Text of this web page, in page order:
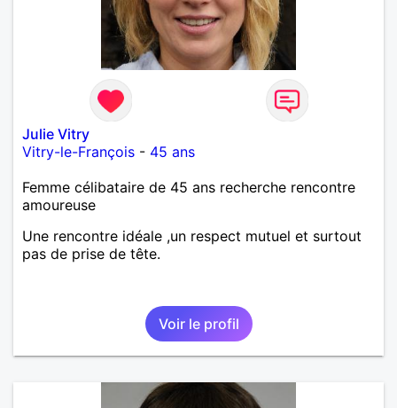
Julie Vitry
Vitry-le-François - 45 ans
Femme célibataire de 45 ans recherche rencontre
amoureuse
Une rencontre idéale ,un respect mutuel et surtout
pas de prise de tête.
Voir le profil